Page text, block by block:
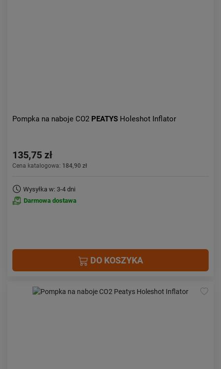
Pompka na naboje CO2 PEATYS Holeshot Inflator
135,75 zł
Cena katalogowa: 184,90 zł
Wysyłka w: 3-4 dni
Darmowa dostawa
DO KOSZYKA